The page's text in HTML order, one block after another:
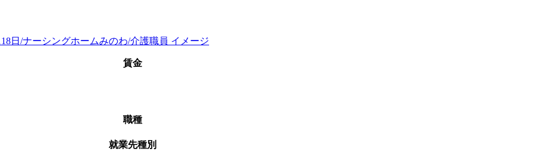
賃金
職種
就業先種別